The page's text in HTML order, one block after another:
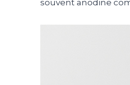
souvent anodine